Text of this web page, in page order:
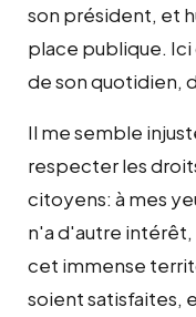
son président, et
place publique.
de son quotidien,
Il me semble
respecter les
citoyens: à mes
n'a d'autre
cet immense
soient satisfaites,